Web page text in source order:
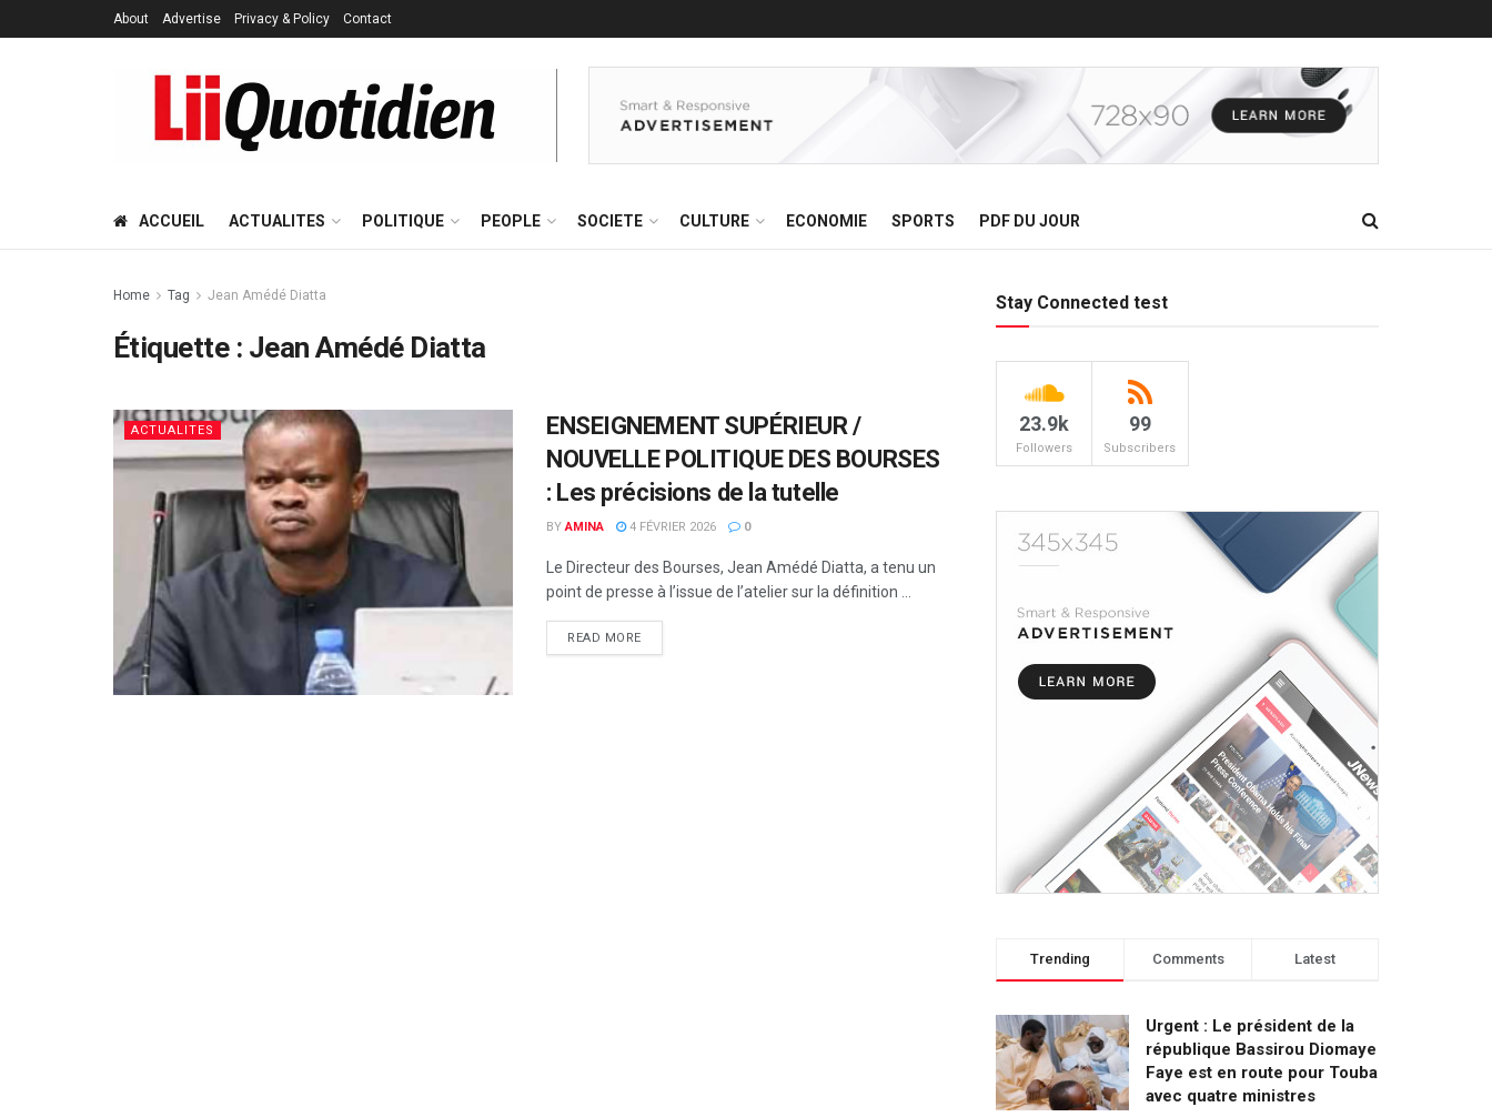
About Advertise Privacy & Policy Contact
ACCUEIL ACTUALITES POLITIQUE PEOPLE SOCIETE CULTURE ECONOMIE SPORTS PDF DU JOUR
Home Tag Jean Amédé Diatta
Étiquette : Jean Amédé Diatta
ACTUALITES
ENSEIGNEMENT SUPÉRIEUR /
NOUVELLE POLITIQUE DES BOURSES
: Les précisions de la tutelle
BY AMINA 4 FÉVRIER 2026 0
Le Directeur des Bourses, Jean Amédé Diatta, a tenu un
point de presse à l’issue de l’atelier sur la définition ...
READ MORE
Stay Connected test
23.9k
Followers
99
Subscribers
Trending Comments Latest
Urgent : Le président de la
république Bassirou Diomaye
Faye est en route pour Touba
avec quatre ministres